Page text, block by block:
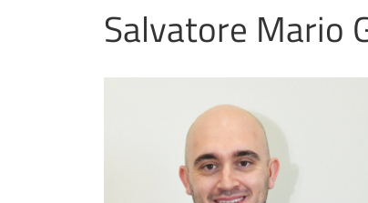
Salvatore Mario